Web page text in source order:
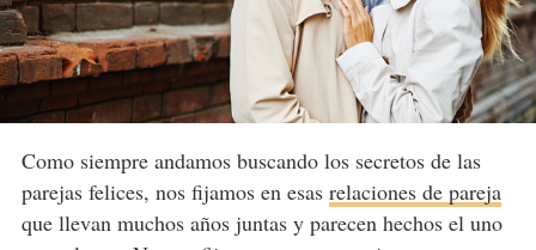
Como siempre andamos buscando los secretos de las
parejas felices, nos fijamos en esas relaciones de pareja
que llevan muchos años juntas y parecen hechos el uno